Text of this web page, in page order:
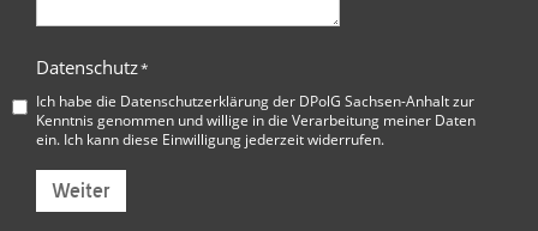
Datenschutz*
Ich habe die Datenschutzerklärung der DPolG Sachsen-Anhaltzur
Kenntnis genommen und willige in die Verarbeitung meiner Daten
ein. Ich kann diese Einwilligung jederzeit widerrufen.
Weiter